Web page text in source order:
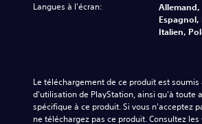
Langues à l'écran:
Allemand,
Espagnol,
Italien,
Le téléchargement de ce produit est soumis
d'utilisation de PlayStation, ainsi qu'à toute
spécifique à ce produit. Si vous n'acceptez
ne téléchargez pas ce produit. Consultez les